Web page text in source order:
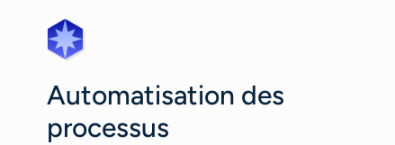
Automatisation des
processus